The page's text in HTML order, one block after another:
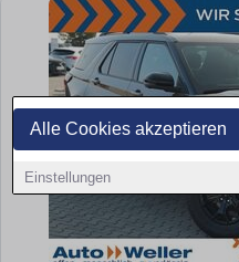
Alle Cookies akzeptieren
Einstellungen